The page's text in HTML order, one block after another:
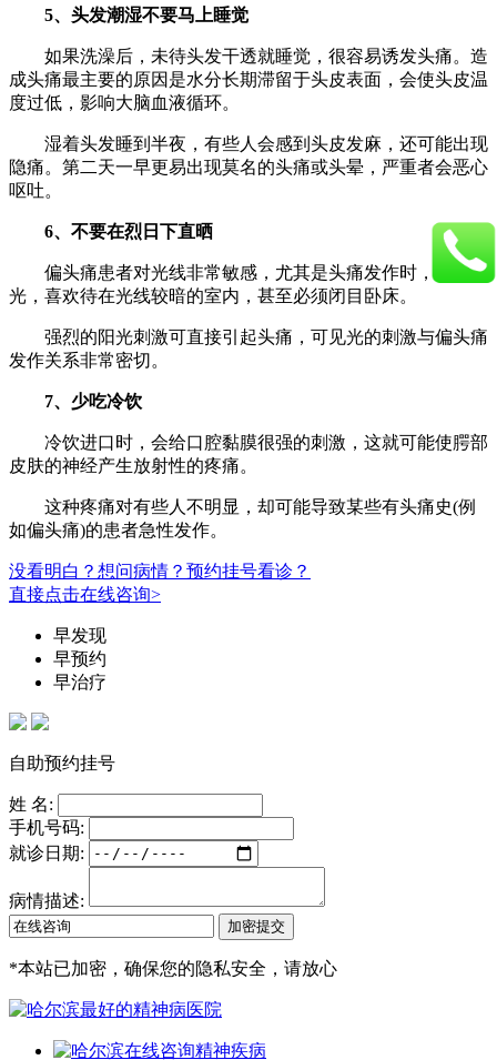
5、头发潮湿不要马上睡觉
如果洗澡后，未待头发干透就睡觉，很容易诱发头痛。造
成头痛最主要的原因是水分长期滞留于头皮表面，会使头皮温
度过低，影响大脑血液循环。
湿着头发睡到半夜，有些人会感到头皮发麻，还可能出现
隐痛。第二天一早更易出现莫名的头痛或头晕，严重者会恶心
呕吐。
6、不要在烈日下直晒
偏头痛患者对光线非常敏感，尤其是头痛发作时，明显畏
光，喜欢待在光线较暗的室内，甚至必须闭目卧床。
强烈的阳光刺激可直接引起头痛，可见光的刺激与偏头痛
发作关系非常密切。
7、少吃冷饮
冷饮进口时，会给口腔黏膜很强的刺激，这就可能使腭部
皮肤的神经产生放射性的疼痛。
这种疼痛对有些人不明显，却可能导致某些有头痛史(例
如偏头痛)的患者急性发作。
没看明白？想问病情？预约挂号看诊？
直接点击在线咨询>
早发现
早预约
早治疗
自助预约挂号
姓 名:
手机号码:
就诊日期:
病情描述:
*本站已加密，确保您的隐私安全，请放心